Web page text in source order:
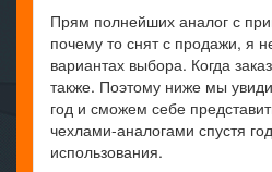
Прям полнейших аналог с
почему то снят с продажи, я
вариантах выбора. Когда
также. Поэтому ниже мы
год и сможем себе
чехлами-аналогами спустя
использования.